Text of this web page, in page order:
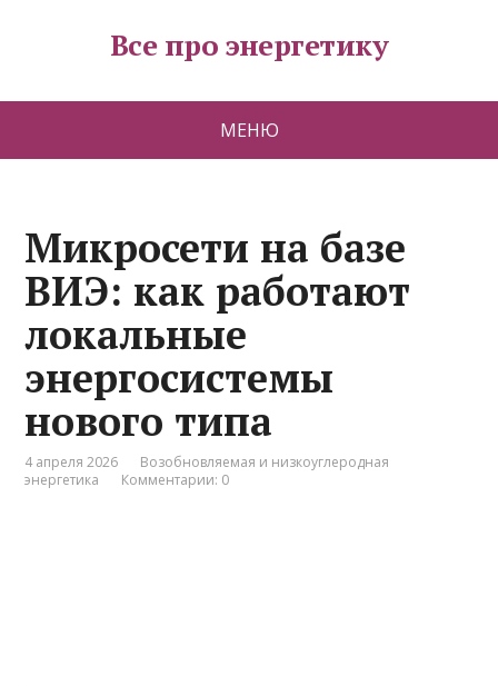
Все про энергетику
МЕНЮ
Микросети на базе
ВИЭ: как работают
локальные
энергосистемы
нового типа
4 апреля 2026
Возобновляемая и низкоуглеродная
энергетика
Комментарии: 0